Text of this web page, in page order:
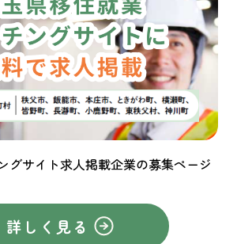
グサイト求人掲載企業の募集ページ
詳しく見る